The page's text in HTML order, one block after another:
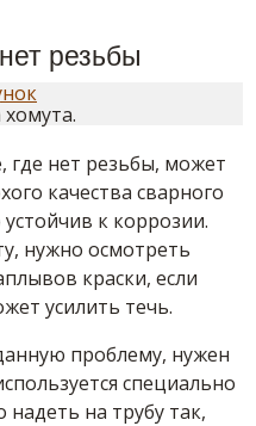
резьбы
где нет резьбы, может
качества сварного
к коррозии.
нужно осмотреть
краски, если
усилить течь.
проблему, нужен
специально
надеть на трубу так,